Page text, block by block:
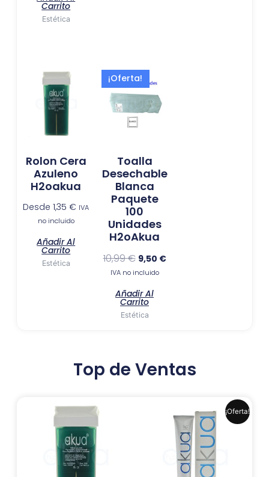
Carrito
Estética
Rolon Cera
Azuleno
H2oakua
Desde1,35€ IVA
no incluido
Añadir Al
Carrito
Estética
¡Oferta!
Toalla
Desechable
Blanca
Paquete
100
Unidades
H2oAkua
10,99€
El
precio
original
era:
10,99 €.
9,50 €
IVA no incluido
Añadir Al
Carrito
Estética
Top de Ventas
¡Oferta!
precio
original
era:
6,99 €.
precio
actual
es:
6,41 €.
Este